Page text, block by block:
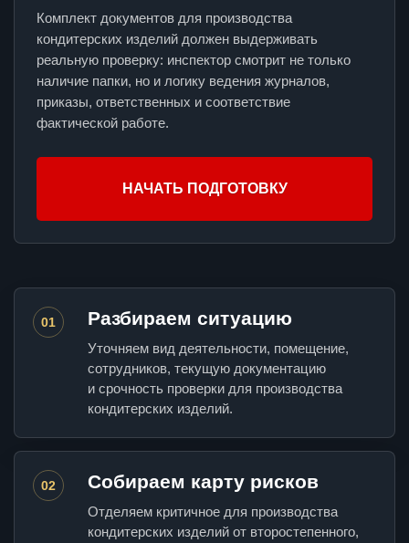
Комплект документов для производства
кондитерских изделий должен выдерживать
реальную проверку: инспектор смотрит не только
наличие папки, но и логику ведения журналов,
приказы, ответственных и соответствие
фактической работе.
НАЧАТЬ ПОДГОТОВКУ
01 Разбираем ситуацию
Уточняем вид деятельности, помещение,
сотрудников, текущую документацию
и срочность проверки для производства
кондитерских изделий.
02 Собираем карту рисков
Отделяем критичное для производства
кондитерских изделий от второстепенного,